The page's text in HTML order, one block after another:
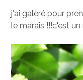
j'ai galèré pour
le marais !!!c'est